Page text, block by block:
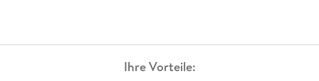
Ihre Vorteile: